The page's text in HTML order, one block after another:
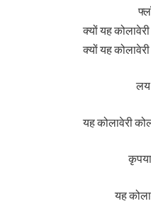
क्यों यह
क्यों यह
लय
यह कोलावेरी
यह